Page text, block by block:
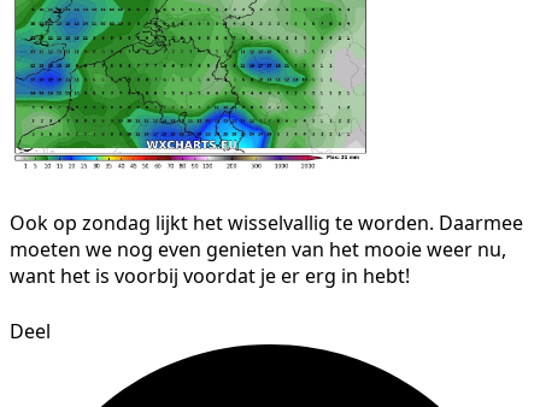
Ook op zondag lijkt het wisselvallig te worden. Daarmee
moeten we nog even genieten van het mooie weer nu,
want het is voorbij voordat je er erg in hebt!
Deel